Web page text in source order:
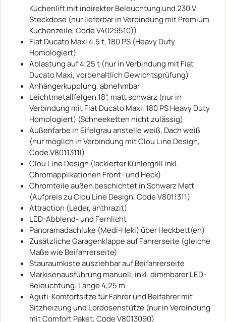
Küchenlift mit indirekter Beleuchtung und 230 V
Steckdose (nur lieferbar in Verbindung mit Premium
Küchenzeile, Code V4029510))
Fiat Ducato Maxi 4,5 t, 180 PS (Heavy Duty
Homologiert)
Ablastung auf 4,25 t (nur in Verbindung mit Fiat
Ducato Maxi, vorbehaltlich Gewichtsprüfung)
Anhängerkupplung, abnehmbar
Leichtmetallfelgen 18", matt schwarz (nur in
Verbindung mit Fiat Ducato Maxi, 180 PS Heavy Duty
Homologiert) (Schneeketten nicht zulässig)
Außenfarbe in Eifelgrau anstelle weiß, Dach weiß
(nur möglich in Verbindung mit Clou Line Design,
Code V8011311I)
Clou Line Design (lackierter Kühlergrill inkl.
Chromapplikationen Front- und Heck)
Chromteile außen beschichtet in Schwarz Matt
(Aufpreis zu Clou Line Design, Code V8011311)
Attraction (Leder, anthrazit)
LED-Abblend- und Fernlicht
Panoramadachluke (Medi-Heki) über Heckbett(en)
Zusätzliche Garagenklappe auf Fahrerseite (gleiche
Maße wie Beifahrerseite)
Stauraumkiste ausziehbar auf Beifahrerseite
Markisenausführung manuell, inkl. dimmbarer LED-
Beleuchtung: Länge 4,25 m
Aguti-Komfortsitze für Fahrer und Beifahrer mit
Sitzheizung und Lordosenstütze (nur in Verbindung
mit Comfort Paket, Code V8013090)